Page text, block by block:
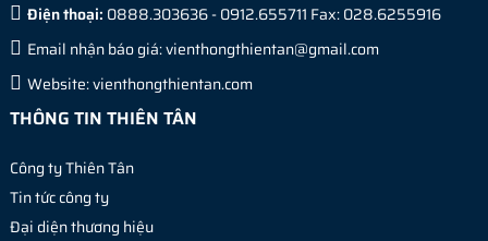
Điện thoại: 0888.303636 - 0912.655711 Fax: 028.6255916
Email nhận báo giá:vienthongthientan@gmail.com
Website:vienthongthientan.com
THÔNG TIN THIÊN TÂN
Công ty Thiên Tân
Tin tức công ty
Đại diện thương hiệu